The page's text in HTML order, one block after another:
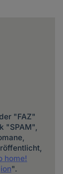
"FAZ"
"SPAM",
home!
".